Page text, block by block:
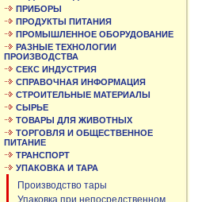
ПРИБОРЫ
ПРОДУКТЫ ПИТАНИЯ
ПРОМЫШЛЕННОЕ ОБОРУДОВАНИЕ
РАЗНЫЕ ТЕХНОЛОГИИ
ПРОИЗВОДСТВА
СЕКС ИНДУСТРИЯ
СПРАВОЧНАЯ ИНФОРМАЦИЯ
СТРОИТЕЛЬНЫЕ МАТЕРИАЛЫ
СЫРЬЕ
ТОВАРЫ ДЛЯ ЖИВОТНЫХ
ТОРГОВЛЯ И ОБЩЕСТВЕННОЕ
ПИТАНИЕ
ТРАНСПОРТ
УПАКОВКА И ТАРА
Производство тары
Упаковка при непосредственном